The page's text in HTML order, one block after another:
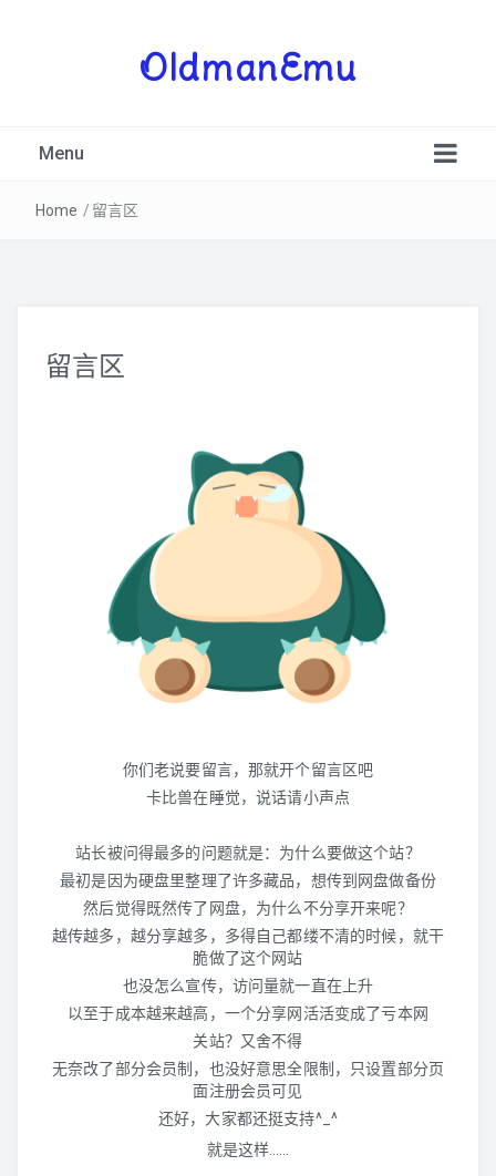
OldmanEmu
Menu
N-Gage
其他掌机
Home / 留言区
留言区
你们老说要留言，那就开个留言区吧
卡比兽在睡觉，说话请小声点
站长被问得最多的问题就是：为什么要做这个站？
最初是因为硬盘里整理了许多藏品，想传到网盘做备份
然后觉得既然传了网盘，为什么不分享开来呢？
越传越多，越分享越多，多得自己都缕不清的时候，就干
脆做了这个网站
也没怎么宣传，访问量就一直在上升
以至于成本越来越高，一个分享网活活变成了亏本网
关站？又舍不得
无奈改了部分会员制，也没好意思全限制，只设置部分页
面注册会员可见
还好，大家都还挺支持^_^
就是这样……